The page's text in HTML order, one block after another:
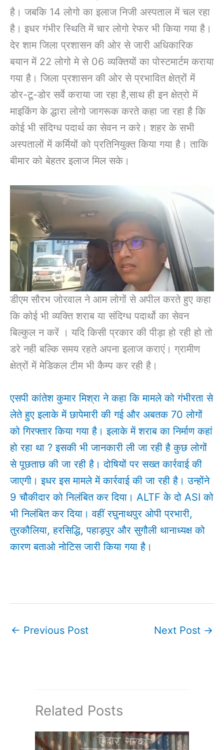
है। जबकि 14 लोगो का इलाज निजी अस्पताल में चल रहा
है। इधर गंभीर स्थिति में चार लोगो रेफर भी किया गया है।
देर शाम जिला प्रशासन की ओर से जारी अधिकारिक
बयान में 22 लोगो मे से 06 व्यक्तियों का पोस्टमार्टम कराया
गया है। जिला प्रशासन की ओर से प्रभावित क्षेत्रों में
डोर-टू-डोर सर्वे कराया जा रहा है,साथ ही इन क्षेत्रो में
माइकिंग के द्धारा लोगो जागरूक करते कहा जा रहा है कि
कोई भी संदिग्ध पदार्थ का सेवन न करे। शहर के सभी
अस्पतालों में कर्मियों को प्रतिनियुक्त किया गया है। ताकि
बीमार को बेहतर इलाज मिल सके।
डीएम सौरभ जोरवाल ने आम लोगों से अपील करते हुए कहा
कि कोई भी व्यक्ति शराब या संदिग्ध पदार्थो का सेवन
बिल्कुल न करें । यदि किसी प्रकार की पीड़ा हो रही हो तो
डरे नही बल्कि समय रहते अपना इलाज कराएं। ग्रामीण
क्षेत्रों में मेडिकल टीम भी कैम्प कर रही है।
एसपी कांतेश कुमार मिश्रा ने कहा कि मामले को गंभीरता से
लेते हुए इलाके में छापेमारी की गई और अबतक 70 लोगों
को गिरफ्तार किया गया है। इलाके में शराब का निर्माण कहां
हो रहा था ? इसकी भी जानकारी ली जा रही है कुछ लोगों
से पूछताछ की जा रही है। दोषियों पर सख्त कार्रवाई की
जाएगी। इधर इस मामले में कार्रवाई की जा रही है। उन्होंने
9 चौकीदार को निलंबित कर दिया। ALTF के दो ASI को
भी निलंबित कर दिया। वहीं रघुनाथपुर ओपी प्रभारी,
तुरकौलिया, हरसिद्धि, पहाड़पुर और सुगौली थानाध्यक्ष को
कारण बताओ नोटिस जारी किया गया है।
← Previous Post Next Post →
Related Posts